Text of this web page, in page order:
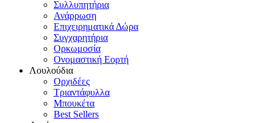
Συλλυπητήρια
Ανάρρωση
Επιχειρηματικά Δώρα
Συγχαρητήρια
Ορκωμοσία
Ονομαστική Εορτή
Λουλούδια
Ορχιδέες
Τριαντάφυλλα
Μπουκέτα
Best Sellers